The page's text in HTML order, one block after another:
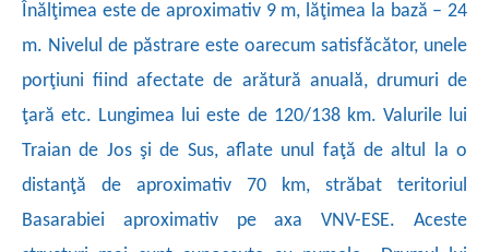
Înălţimea este de aproximativ 9 m, lăţimea la bază – 24
m. Nivelul de păstrare este oarecum satisfăcător, unele
porţiuni fiind afectate de arătură anuală, drumuri de
ţară etc. Lungimea lui este de 120/138 km. Valurile lui
Traian de Jos şi de Sus, aflate unul faţă de altul la o
distanţă de aproximativ 70 km, străbat teritoriul
Basarabiei aproximativ pe axaVNV-ESE. Aceste